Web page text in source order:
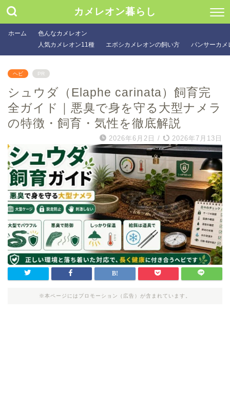
カメレオン暮らし
ホーム
色んなカメレオン
人気カメレオン11種
エボシカメレオンの飼い方 パンサーカメ
ヘビ PR
シュウダ（Elaphe carinata）飼育完
全ガイド｜悪臭で身を守る大型ナメラ
の特徴・飼育・気性を徹底解説
2026年6月2日 / 2026年7月13日
※本ページにはプロモーション（広告）が含まれています。